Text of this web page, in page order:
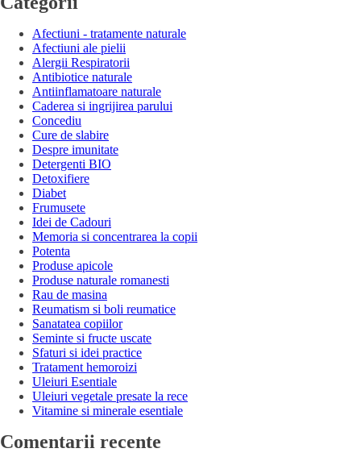
Afectiuni - tratamente naturale
Afectiuni ale pielii
Alergii Respiratorii
Antibiotice naturale
Antiinflamatoare naturale
Caderea si ingrijirea parului
Concediu
Cure de slabire
Despre imunitate
Detergenti BIO
Detoxifiere
Diabet
Frumusete
Idei de Cadouri
Memoria si concentrarea la copii
Potenta
Produse apicole
Produse naturale romanesti
Rau de masina
Reumatism si boli reumatice
Sanatatea copiilor
Seminte si fructe uscate
Sfaturi si idei practice
Tratament hemoroizi
Uleiuri Esentiale
Uleiuri vegetale presate la rece
Vitamine si minerale esentiale
Comentarii recente